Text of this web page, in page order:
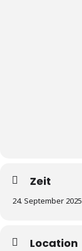
Zeit
24. September 2025
Location